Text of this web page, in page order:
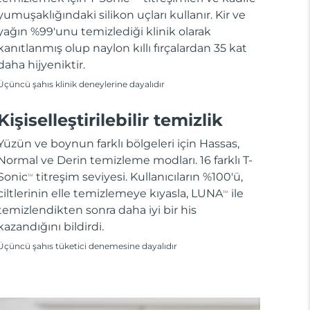
silikon uçları kullanır. Kir ve
%99'unu temizlediği klinik olarak
olup naylon kıllı fırçalardan 35 kat
hijyeniktir.
şahıs klinik deneylerine dayalıdır
temizlik
ve boynun farklı bölgeleri için Hassas,
ve Derin temizleme modları. 16 farklı T-
TM
titreşim seviyesi. Kullanıcıların %100'ü,
elle temizlemeye kıyasla, LUNATM
ile
sonra daha iyi bir his
bildirdi.
şahıs tüketici denemesine dayalıdır